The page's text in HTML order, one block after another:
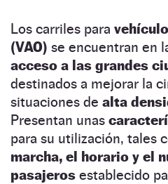
Los carriles para
(VAO) se encuentran en
acceso a las grandes
destinados a mejorar la
situaciones de alta
Presentan unas
para su utilización, tales
marcha, el horario y el
pasajeros establecido